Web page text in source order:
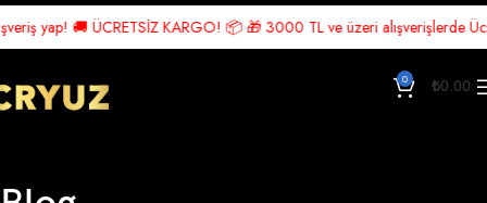
🚚 ÜCRETSİZ KARGO! 📦 🎁 3000 TL ve üzeri alışverişlerde
0 ₺0.00